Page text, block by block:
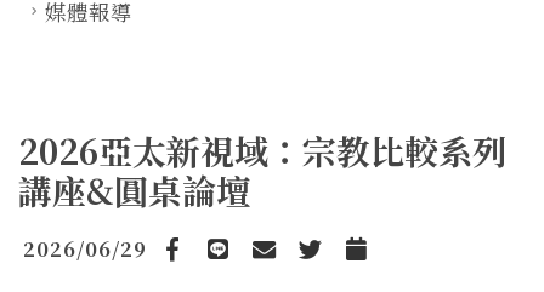
媒體報導
2026亞太新視域：宗教比較系列
講座&圓桌論壇
2026/06/29
Facebook
line emailTwitterAdd to Calendar